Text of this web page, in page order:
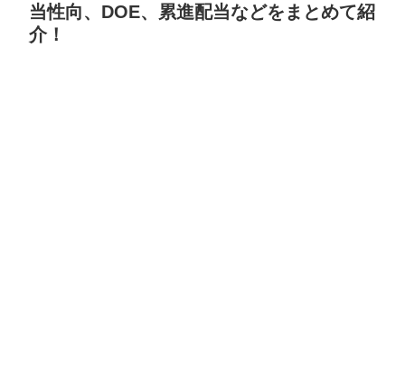
当性向、DOE、累進配当などをまとめて紹
介！